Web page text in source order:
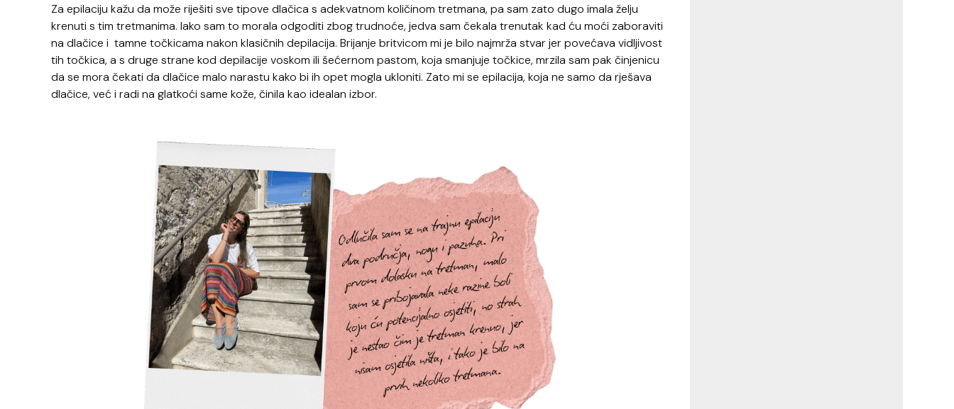
Za epilaciju kažu da može riješiti sve tipove dlačica s adekvatnom količinom tretmana, pa sam zato dugo imala želju
krenuti s tim tretmanima. Iako sam to morala odgoditi zbog trudnoće, jedva sam čekala trenutak kad ću moći zaboraviti
na dlačice i tamne točkicama nakon klasičnih depilacija. Brijanje britvicom mi je bilo najmrža stvar jer povećava vidljivost
tih točkica, a s druge strane kod depilacije voskom ili šećernom pastom, koja smanjuje točkice, mrzila sam pak činjenicu
da se mora čekati da dlačice malo narastu kako bi ih opet mogla ukloniti. Zato mi se epilacija, koja ne samo da rješava
dlačice, već i radi na glatkoći same kože, činila kao idealan izbor.